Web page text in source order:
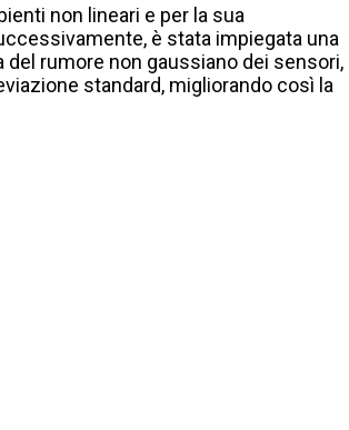
non lineari e per la sua
è stata impiegata una
del rumore non gaussiano dei sensori,
standard, migliorando così la